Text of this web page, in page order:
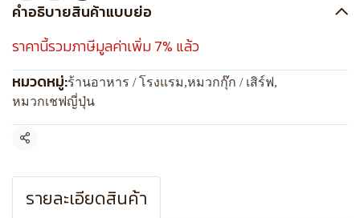
คำอธิบายสินค้าแบบย่อ
ราคานี้รวมภาษีมูลค่าเพิ่ม 7% แล้ว
หมวดหมู่:ร้านอาหาร / โรงแรม,หมวกกุ๊ก / เสิร์ฟ,
หมวกเชฟญี่ปุ่น
แชร์
รายละเอียดสินค้า